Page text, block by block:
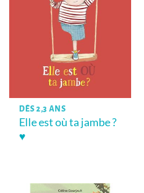
DÈS 2,3 ANS
Elle est où ta jambe ?
♥